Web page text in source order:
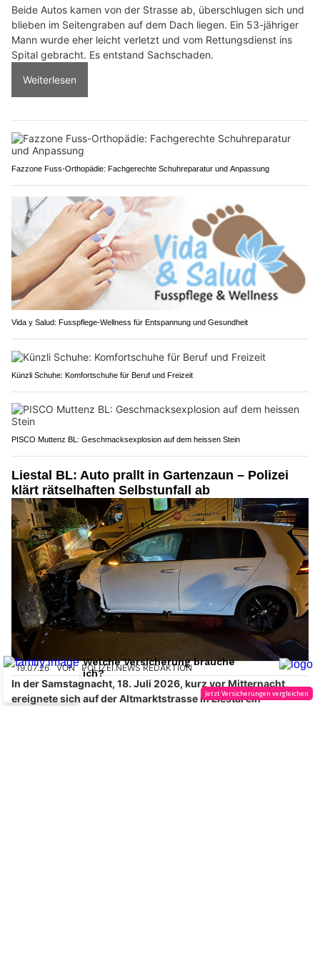
Beide Autos kamen von der Strasse ab, überschlugen sich und
blieben im Seitengraben auf dem Dach liegen. Ein 53-jähriger
Mann wurde eher leicht verletzt und vom Rettungsdienst ins
Spital gebracht. Es entstand Sachschaden.
Weiterlesen
Fazzone Fuss-Orthopädie: Fachgerechte Schuhreparatur und Anpassung
Vida y Salud: Fusspflege-Wellness für Entspannung und Gesundheit
Künzli Schuhe: Komfortschuhe für Beruf und Freizeit
PISCO Muttenz BL: Geschmacksexplosion auf dem heissen Stein
Liestal BL: Auto prallt in Gartenzaun – Polizei
klärt rätselhaften Selbstunfall ab
19.07.26 VON POLIZEI.NEWS REDAKTION
In der Samstagnacht, 18. Juli 2026, kurz vor Mitternacht,
ereignete sich auf der Altmarktstrasse in Liestal ein